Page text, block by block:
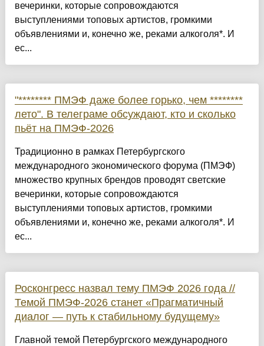
вечеринки, которые сопровождаются
выступлениями топовых артистов, громкими
объявлениями и, конечно же, реками алкоголя*. И
ес...
"******** ПМЭФ даже более горько, чем ********
лето". В телеграме обсуждают, кто и сколько
пьёт на ПМЭФ-2026
Традиционно в рамках Петербургского
международного экономического форума (ПМЭФ)
множество крупных брендов проводят светские
вечеринки, которые сопровождаются
выступлениями топовых артистов, громкими
объявлениями и, конечно же, реками алкоголя*. И
ес...
Росконгресс назвал тему ПМЭФ 2026 года //
Темой ПМЭФ-2026 станет «Прагматичный
диалог — путь к стабильному будущему»
Главной темой Петербургского международного